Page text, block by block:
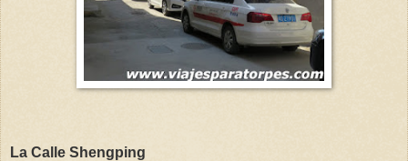
La Calle Shengping